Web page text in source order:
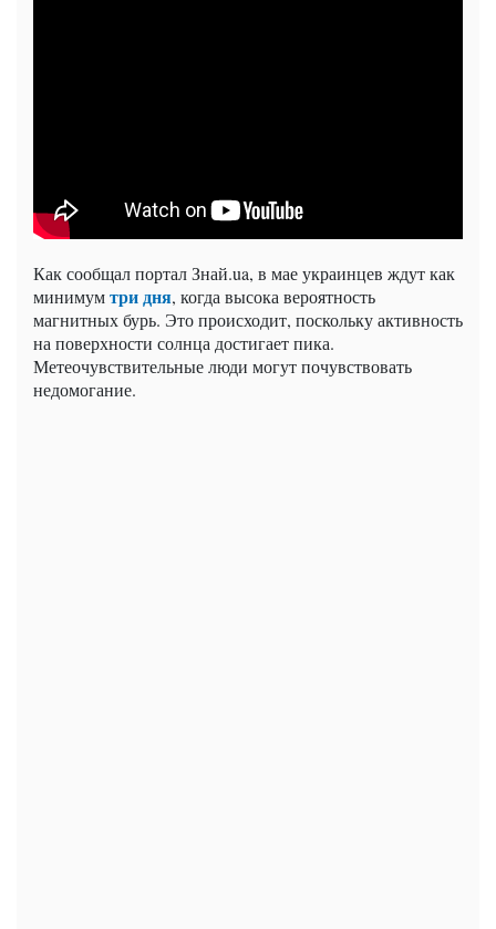
Как сообщал портал Знай.ua, в мае украинцев ждут как
минимумтри дня, когда высока вероятность
магнитных бурь. Это происходит, поскольку активность
на поверхности солнца достигает пика.
Метеочувствительные люди могут почувствовать
недомогание.